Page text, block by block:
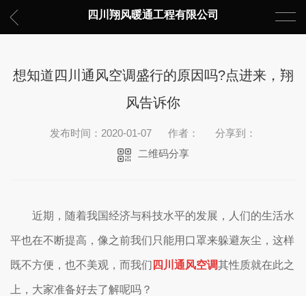
四川翔风暖通工程有限公司
想知道四川通风空调盛行的原因吗?点进来，翔
风告诉你
发布时间：2020-01-07 作者：
分享到：
二维码分享
近期，随着我国经济与科技水平的发展，人们的生活水
平也在不断提高，像之前我们只能用口罩来躲避灰尘，这样
既不方便，也不美观，而我们 四川 通风空调其性质就在此之
上，大家准备好去了解呢吗？